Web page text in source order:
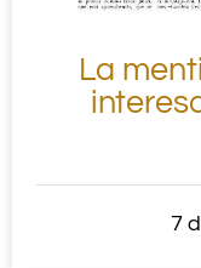
La
7